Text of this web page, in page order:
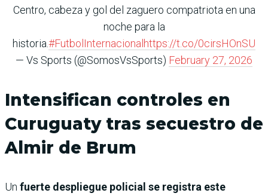
Centro, cabeza y gol del zaguero compatriota en una
noche para la
historia.#FutbolInternacionalhttps://t.co/0cirsHOnSU
— Vs Sports (@SomosVsSports) February 27, 2026
Intensifican controles en
Curuguaty tras secuestro de
Almir de Brum
Un fuerte despliegue policial se registra este